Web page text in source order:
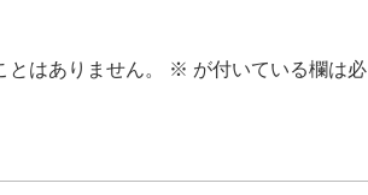
はありません。 ※ が付いている欄は必